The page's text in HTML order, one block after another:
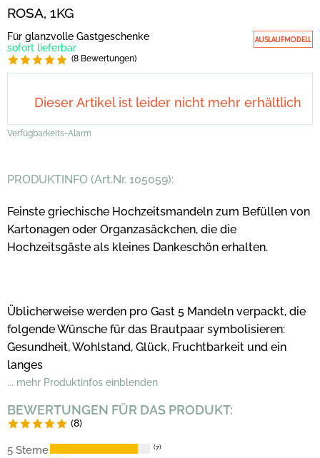
ROSA, 1KG
Für glanzvolle Gastgeschenke
sofort lieferbar
(8 Bewertungen)
Dieser Artikel ist leider nicht mehr erhältlich
Verfügbarkeits-Alarm
PRODUKTINFO (Art.Nr. 105059):
Feinste griechische Hochzeitsmandeln zum Befüllen von
Kartonagen oder Organzasäckchen, die die
Hochzeitsgäste als kleines Dankeschön erhalten.
Üblicherweise werden pro Gast 5 Mandeln verpackt, die
folgende Wünsche für das Brautpaar symbolisieren:
Gesundheit, Wohlstand, Glück, Fruchtbarkeit und ein
langes
... mehr Produktinfos einblenden
BEWERTUNGEN FÜR DAS PRODUKT:
(8)
5 Sterne (7)